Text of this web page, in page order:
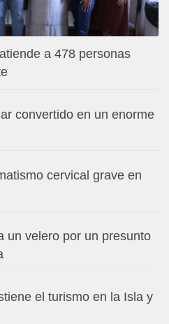
a 478 personas
convertido en un enorme
cervical grave en
un velero por un presunto
el turismo en la Isla y